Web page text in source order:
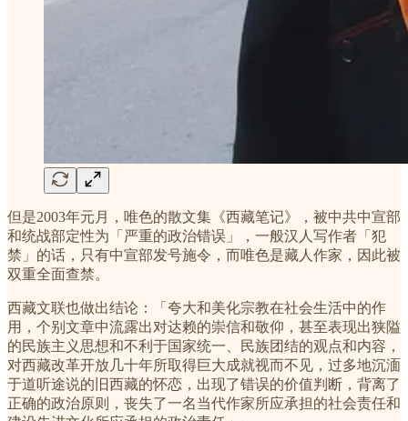
但是2003年元月，唯色的散文集《西藏笔记》，被中共中宣部
和统战部定性为「严重的政治错误」，一般汉人写作者「犯
禁」的话，只有中宣部发号施令，而唯色是藏人作家，因此被
双重全面查禁。
西藏文联也做出结论：「夸大和美化宗教在社会生活中的作
用，个别文章中流露出对达赖的崇信和敬仰，甚至表现出狭隘
的民族主义思想和不利于国家统一、民族团结的观点和内容，
对西藏改革开放几十年所取得巨大成就视而不见，过多地沉湎
于道听途说的旧西藏的怀恋，出现了错误的价值判断，背离了
正确的政治原则，丧失了一名当代作家所应承担的社会责任和